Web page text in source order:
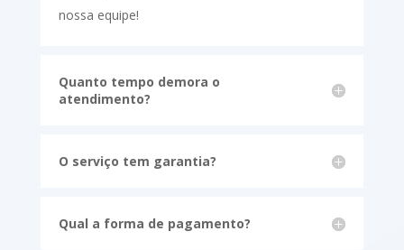
nossa equipe!
Quanto tempo demora o
atendimento?
O serviço tem garantia?
Qual a forma de pagamento?